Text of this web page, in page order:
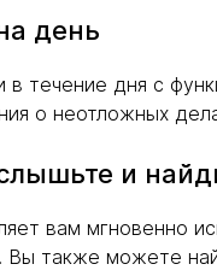
день
в течение дня с
о неотложных
и
вам мгновенно
Вы также можете